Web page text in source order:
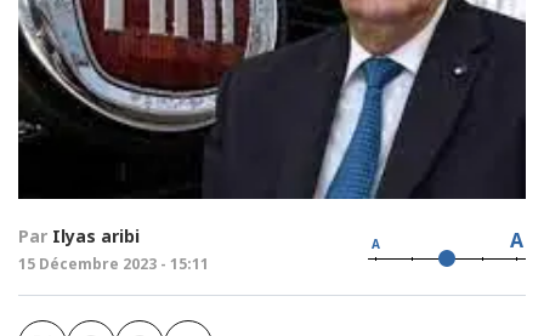
Par Ilyas aribi
15 Décembre 2023 - 15:11
A A